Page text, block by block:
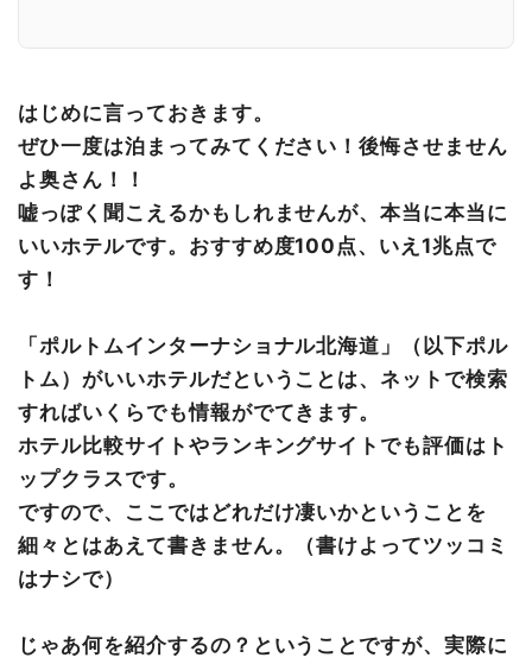
数奇屋スイートを体験（この動画はぜひ見て欲しい！）
ジムを体験
また泊まりたいと思わせるホテル、それがポルトムインタ
ーナショナル北海道
はじめに言っておきます。
ぜひ一度は泊まってみてください！後悔させません
よ奥さん！！
嘘っぽく聞こえるかもしれませんが、本当に本当に
いいホテルです。おすすめ度100点、いえ1兆点で
す！
「ポルトムインターナショナル北海道」（以下ポル
トム）がいいホテルだということは、ネットで検索
すればいくらでも情報がでてきます。
ホテル比較サイトやランキングサイトでも評価はト
ップクラスです。
ですので、ここではどれだけ凄いかということを
細々とはあえて書きません。（書けよってツッコミ
はナシで）
じゃあ何を紹介するの？ということですが、実際に